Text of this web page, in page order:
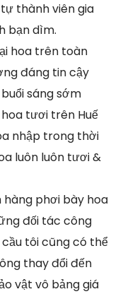
thành viên gia
bạn dìm.
hoa trên toàn
đáng tin cậy
sáng sớm
tươi trên Huế
nhập trong thời
luôn luôn tươi &
phơi bày hoa
đối tác công
tôi cũng có thể
thay đổi đến
vật vô bảng giá